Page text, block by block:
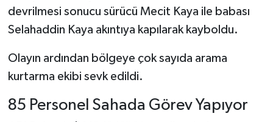
devrilmesi sonucu sürücü Mecit Kaya ile babası
Selahaddin Kaya akıntıya kapılarak kayboldu.
Olayın ardından bölgeye çok sayıda arama
kurtarma ekibi sevk edildi.
85 Personel Sahada Görev Yapıyor